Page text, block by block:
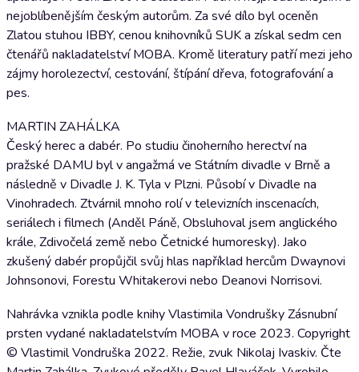
nejoblíbenějším českým autorům. Za své dílo byl oceněn
Zlatou stuhou IBBY, cenou knihovníků SUK a získal sedm cen
čtenářů nakladatelství MOBA. Kromě literatury patří mezi jeho
zájmy horolezectví, cestování, štípání dřeva, fotografování a
pes.
MARTIN ZAHÁLKA
Český herec a dabér. Po studiu činoherního herectví na
pražské DAMU byl v angažmá ve Státním divadle v Brně a
následně v Divadle J. K. Tyla v Plzni. Působí v Divadle na
Vinohradech. Ztvárnil mnoho rolí v televizních inscenacích,
seriálech i filmech (Anděl Páně, Obsluhoval jsem anglického
krále, Zdivočelá země nebo Četnické humoresky). Jako
zkušený dabér propůjčil svůj hlas například hercům Dwaynovi
Johnsonovi, Forestu Whitakerovi nebo Deanovi Norrisovi.
Nahrávka vznikla podle knihy Vlastimila Vondrušky Zásnubní
prsten vydané nakladatelstvím MOBA v roce 2023. Copyright
© Vlastimil Vondruška 2022. Režie, zvuk Nikolaj Ivaskiv. Čte